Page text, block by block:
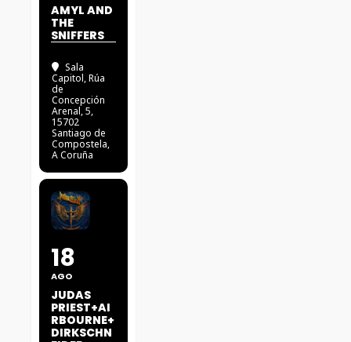
AMYL AND
THE
SNIFFERS
Sala
Capitol, Rúa
de
Concepción
Arenal, 5,
15702
Santiago de
Compostela,
A Coruña
18
AGO
JUDAS
PRIEST+AI
RBOURNE+
DIRKSCHN